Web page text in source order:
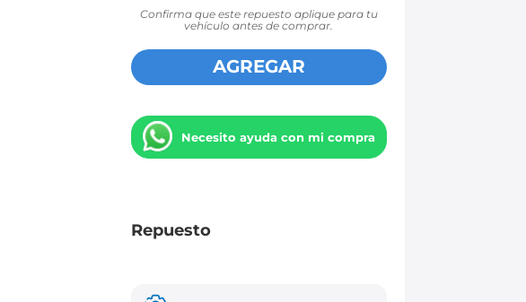
Confirma que este repuesto aplique para tu
vehículo antes de comprar.
AGREGAR
Necesito ayuda con mi compra
Repuesto